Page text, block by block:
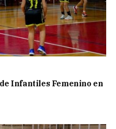
Infantiles Femenino en